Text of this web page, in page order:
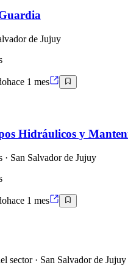
de Jujuy
hace 1 mes
Hidráulicos y
· San Salvador de Jujuy
hace 1 mes
sector· San Salvador de Jujuy